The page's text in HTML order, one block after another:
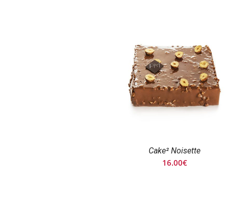
Cake² Noisette
16.00€